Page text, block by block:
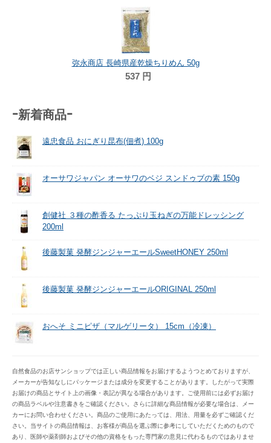
弥永商店 長崎県産乾燥ちりめん 50g
537 円
-新着商品-
遠忠食品 おにぎり昆布(佃煮) 100g
オーサワジャパン オーサワのベジ スンドゥブの素 150g
創健社 ３種の酢香る たっぷり玉ねぎの万能ドレッシング
200ml
後藤製菓 発酵ジンジャーエールSweetHONEY 250ml
後藤製菓 発酵ジンジャーエールORIGINAL 250ml
おへそ ミニピザ（マルゲリータ） 15cm（冷凍）
自然食品のお店サンショップでは正しい商品情報をお届けするようつとめておりますが、
メーカーが告知なしにパッケージまたは成分を変更することがあります。したがって実際
お届けの商品とサイト上の画像・表記が異なる場合があります。ご使用前には必ずお届け
の商品ラベルや注意書きをご確認ください。さらに詳細な商品情報が必要な場合は、メー
カーにお問い合わせください。商品のご使用にあたっては、用法、用量を必ずご確認くだ
さい。当サイトの商品情報は、お客様が商品を選ぶ際に参考にしていただくためのもので
あり、医師や薬剤師およびその他の資格をもった専門家の意見に代わるものではありませ